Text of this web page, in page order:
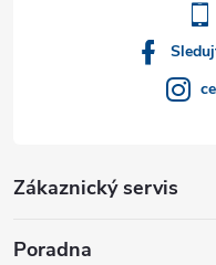
Zákaznický servis
Poradna